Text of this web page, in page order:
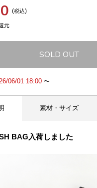
税込
SOLD OUT
06/01 18:00〜
素材・サイズ
BAG入荷しました